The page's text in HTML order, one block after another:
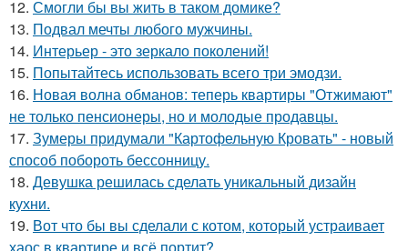
12. Смогли бы вы жить в таком домике?
13. Подвал мечты любого мужчины.
14. Интерьер - это зеркало поколений!
15. Попытайтесь использовать всего три эмодзи.
16. Новая волна обманов: теперь квартиры "Отжимают"
не только пенсионеры, но и молодые продавцы.
17. Зумеры придумали "Картофельную Кровать" - новый
способ побороть бессонницу.
18. Девушка решилась сделать уникальный дизайн
кухни.
19. Вот что бы вы сделали с котом, который устраивает
хаос в квартире и всё портит?